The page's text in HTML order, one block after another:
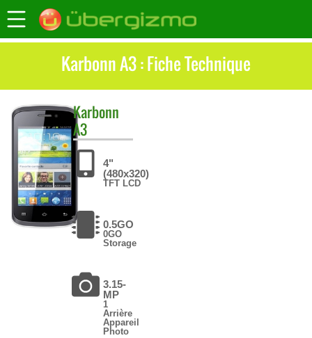
Karbonn A3 : Fiche Technique
Karbonn
A3
4"
(480x320)
TFT LCD
0.5GO
0GO
Storage
3.15-
MP
1
Arrière
Appareil
Photo